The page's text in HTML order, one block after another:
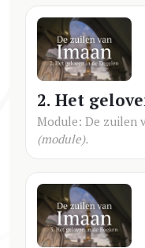
2. Het
Module: De zuilen
(module).